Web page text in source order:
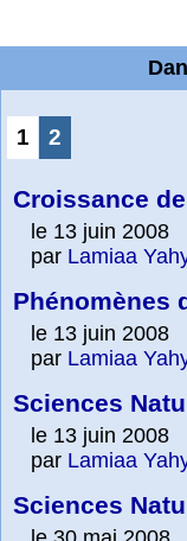
1 2
Croissance
le 13 juin 2008
par Lamiaa
Phénomènes
le 13 juin 2008
par Lamiaa
Sciences
le 13 juin 2008
par Lamiaa
Sciences